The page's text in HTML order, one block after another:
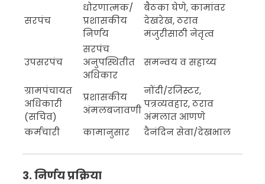
सरपंच
धोरणात्मक/
प्रशासकीय
निर्णय
बैठका घेणे, कामांवर
देखरेख, ठराव
मंजुरीसाठी नेतृत्व
उपसरपंच
सरपंच
अनुपस्थितीत
अधिकार
समन्वय व सहाय्य
ग्रामपंचायत
अधिकारी
(सचिव)
प्रशासकीय
अंमलबजावणी
नोंदी/रजिस्टर,
पत्रव्यवहार, ठराव
अंमलात आणणे
कर्मचारी
कामानुसार दैनंदिन सेवा/देखभाल
3. निर्णय प्रक्रिया